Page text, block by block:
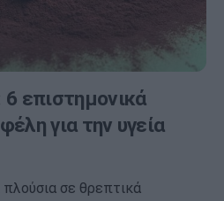
επιστημονικά
για την υγεία
πλούσια σε θρεπτικά